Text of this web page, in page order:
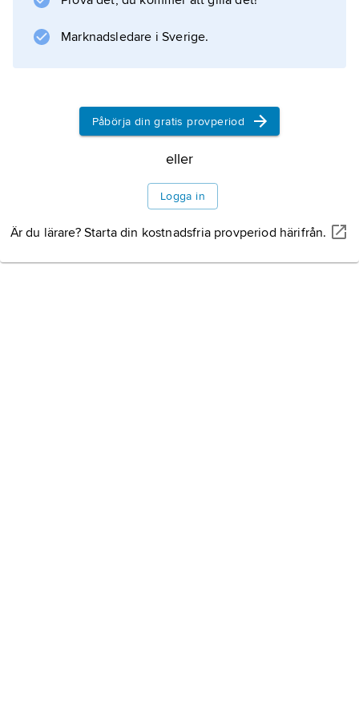
Samlingarna skapades från ca 1906 av fru
Information om artikeln
Marknadsledare i Sverige.
Påbörja din gratis provperiod
eller
Logga in
Är du lärare? Starta din kostnadsfria provperiod härifrån.